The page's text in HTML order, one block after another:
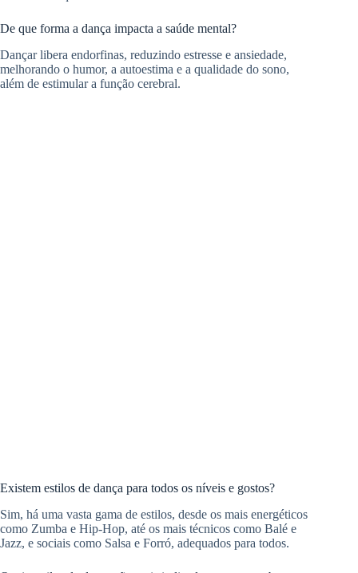
De que forma a dança impacta a saúde mental?
Dançar libera endorfinas, reduzindo estresse e ansiedade,
melhorando o humor, a autoestima e a qualidade do sono,
além de estimular a função cerebral.
Existem estilos de dança para todos os níveis e gostos?
Sim, há uma vasta gama de estilos, desde os mais energéticos
como Zumba e Hip-Hop, até os mais técnicos como Balé e
Jazz, e sociais como Salsa e Forró, adequados para todos.